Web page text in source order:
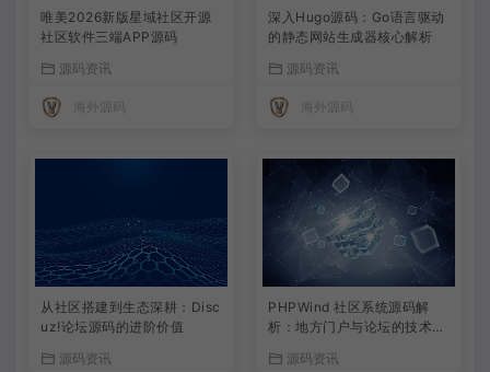
唯美2026新版星域社区开源
社区软件三端APP源码
源码资讯
海外源码
深入Hugo源码：Go语言驱动
的静态网站生成器核心解析
源码资讯
海外源码
从社区搭建到生态深耕：Disc
uz!论坛源码的进阶价值
源码资讯
PHPWind 社区系统源码解
析：地方门户与论坛的技术实
源码资讯